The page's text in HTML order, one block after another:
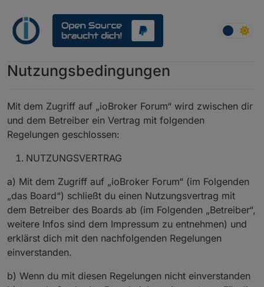
Nutzungsbedingungen
Mit dem Zugriff auf „ioBroker Forum“ wird zwischen dir
und dem Betreiber ein Vertrag mit folgenden
Regelungen geschlossen:
NUTZUNGSVERTRAG
a) Mit dem Zugriff auf „ioBroker Forum“ (im Folgenden
„das Board“) schließt du einen Nutzungsvertrag mit
dem Betreiber des Boards ab (im Folgenden „Betreiber“,
weitere Infos sind dem Impressum zu entnehmen) und
erklärst dich mit den nachfolgenden Regelungen
einverstanden.
b) Wenn du mit diesen Regelungen nicht einverstanden